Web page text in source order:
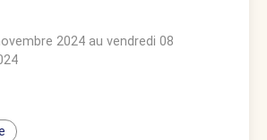
2024 au vendredi 08